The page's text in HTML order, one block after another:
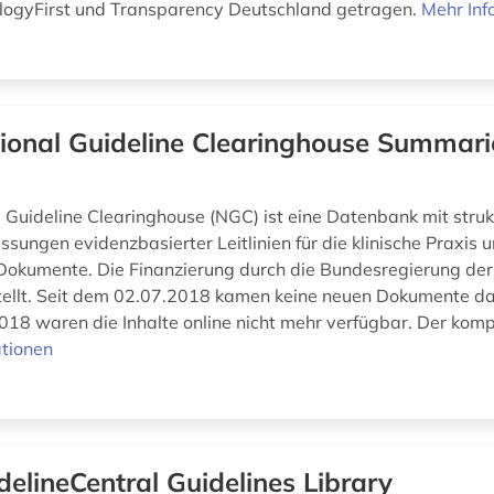
und Transparency Deutschland getragen. Mehr
Guideline Clearinghouse
Clearinghouse (NGC) ist eine Datenbank mit
evidenzbasierter Leitlinien für die klinische Praxis
Die Finanzierung durch die Bundesregierung
Seit dem 02.07.2018 kamen keine neuen Dokumente
waren die Inhalte online nicht mehr verfügbar. Der
Guidelines Library